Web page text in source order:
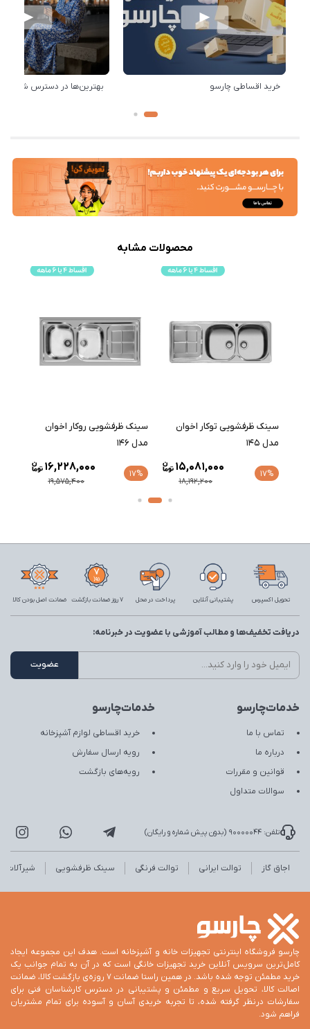
خرید اقساطی چارسو بهترین‌ها در دسترس
محصولات مشابه
سینک ظرفشویی توکار اخوان
مدل 145
17%
18,192,200
15,081,000
سینک ظرفشویی روکار اخوان
مدل 146
17%
19,575,400
16,228,000
تحویل اکسپرس پشتیبانی آنلاین پرداخت در محل 7 روز ضمانت بازگشت ضمانت اصل بودن کالا
خدمات‌چارسو
تماس با ما
درباره ما
قوانین و مقررات
سوالات متداول
خدمات‌چارسو
خرید اقساطی لوازم آشپزخانه
رویه ارسال سفارش
رویه‌های بازگشت
دریافت تخفیف‌ها و مطالب آموزشی با عضویت در خبرنامه:
تلفن: 90000044 (بدون پیش شماره و رایگان)
اجاق گاز توالت ایرانی توالت فرنگی سینک ظرفشویی شیرآلات
چارسو فروشگاه اینترنتی تجهیزات خانه و آشپزخانه است. هدف این مجموعه ایجاد
کامل‌ترین سرویس آنلاین خرید تجهیزات خانگی است که در آن به تمام جوانب یک
خرید مطمئن توجه شده باشد. در همین راستا ضمانت 7 روزه‌ی بازگشت کالا، ضمانت
اصالت کالا، تحویل سریع و مطمئن و پشتیبانی در دسترس کارشناسان فنی برای
سفارشات درنظر گرفته شده، تا تجربه خریدی آسان و آسوده برای تمام مشتریان
فراهم شود.